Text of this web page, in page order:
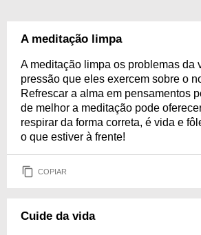
A meditação limpa
A meditação limpa os problemas da
pressão que eles exercem sobre o
Refrescar a alma em pensamentos
de melhor a meditação pode
respirar da forma correta, é vida e
o que estiver à frente!
COPIAR
Cuide da vida